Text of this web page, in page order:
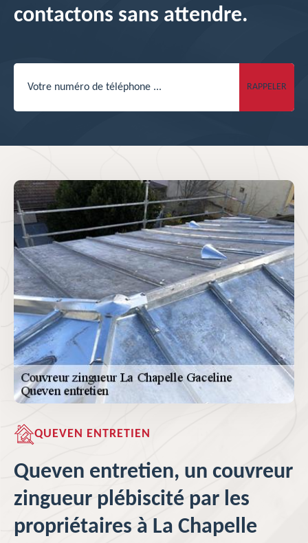
contactons sans attendre.
QUEVEN ENTRETIEN
Queven entretien, un couvreur
zingueur plébiscité par les
propriétaires à La Chapelle